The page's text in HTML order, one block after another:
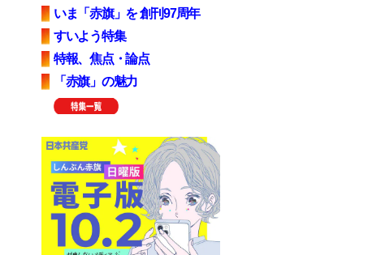
いま「赤旗」を 創刊97周年
すいよう特集
特報、焦点・論点
「赤旗」の魅力